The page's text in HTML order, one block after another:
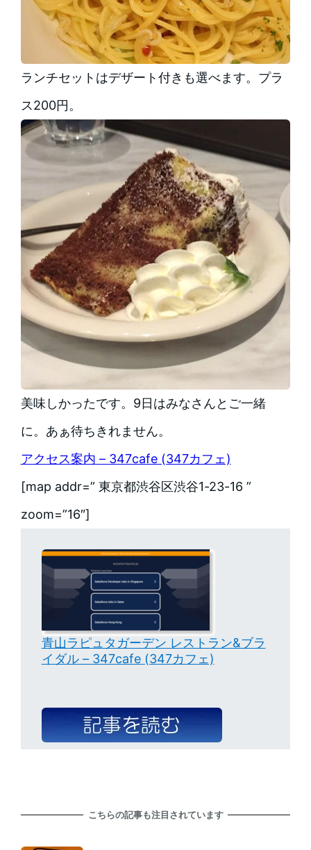
ランチセットはデザート付きも選べます。プラ
ス200円。
美味しかったです。9日はみなさんとご一緒
に。あぁ待ちきれません。
アクセス案内 – 347cafe (347カフェ)
[map addr=” 東京都渋谷区渋谷1-23-16 ”
zoom=”16″]
青山ラピュタガーデン レストラン&ブラ
イダル – 347cafe (347カフェ)
こちらの記事も注目されています